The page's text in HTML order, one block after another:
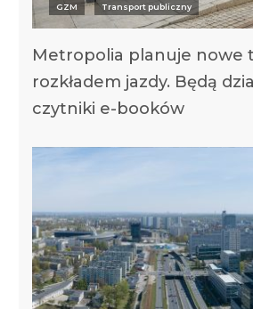
GZM Transport publiczny
Metropolia planuje nowe
rozkładem jazdy. Będą
czytniki e-booków